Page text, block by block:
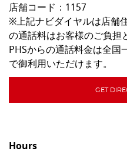
店舗コード：1157
※上記ナビダイヤルは店舗
の通話料はお客様のご負担
PHSからの通話料金は全国
で御利用いただけます。
GET
Hours